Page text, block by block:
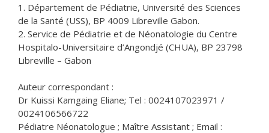
1. Département de Pédiatrie, Université des Sciences
de la Santé (USS), BP 4009 Libreville Gabon.
2. Service de Pédiatrie et de Néonatologie du Centre
Hospitalo-Universitaire d’Angondjé (CHUA), BP 23798
Libreville – Gabon
Auteur correspondant :
Dr Kuissi Kamgaing Eliane; Tel : 0024107023971 /
0024106566722
Pédiatre Néonatologue ; Maître Assistant ; Email :